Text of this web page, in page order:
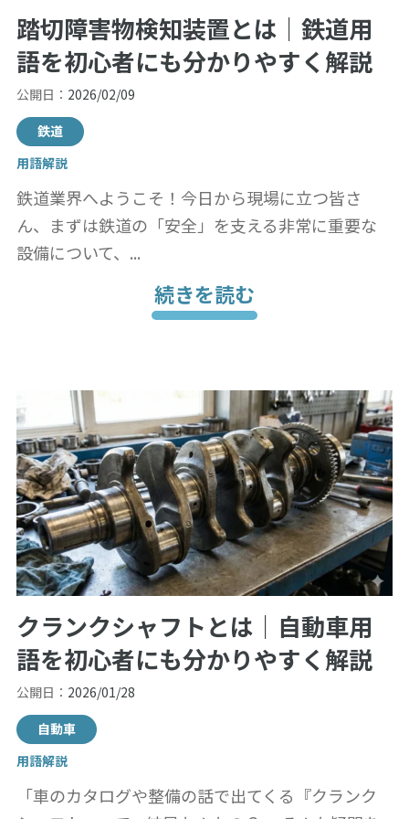
踏切障害物検知装置とは｜鉄道用
語を初心者にも分かりやすく解説
公開日： 2026/02/09
鉄道
用語解説
鉄道業界へようこそ！今日から現場に立つ皆さ
ん、まずは鉄道の「安全」を支える非常に重要な
設備について、...
続きを読む
クランクシャフトとは｜自動車用
語を初心者にも分かりやすく解説
公開日： 2026/01/28
自動車
用語解説
「車のカタログや整備の話で出てくる『クランク